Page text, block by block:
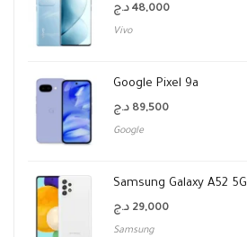
48,000 د.ج
Vivo
Google Pixel 9a
89,500 د.ج
Google
Samsung Galaxy A52 5G
29,000 د.ج
Samsung